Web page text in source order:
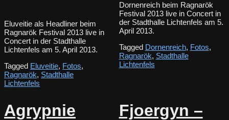
Eluveitie als Headliner beim
Ragnarök Festival 2013 live in
Concert in der Stadthalle
Lichtenfels am 5. April 2013.
Tagged Eluveitie, Fotos,
Ragnarök, Stadthalle
Lichtenfels
Dornenreich beim Ragnarök
Festival 2013 live in Concert in
der Stadthalle Lichtenfels am 5.
April 2013.
Tagged Dornenreich, Fotos,
Ragnarök, Stadthalle
Lichtenfels
Agrypnie
Fjoergyn –